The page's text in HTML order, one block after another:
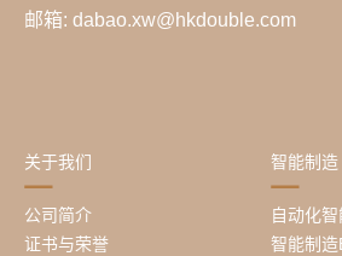
邮箱: dabao.xw@hkdouble.com
关于我们
公司简介
证书与荣誉
智能制造
自动化
智能制